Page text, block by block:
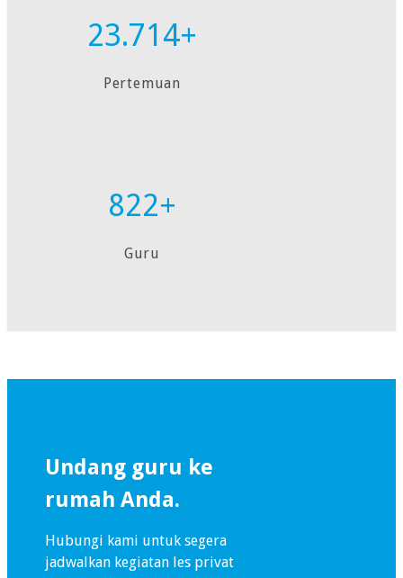
23.714+
Pertemuan
822+
Guru
Undang guru ke
rumah Anda.
Hubungi kami untuk segera
jadwalkan kegiatan les privat